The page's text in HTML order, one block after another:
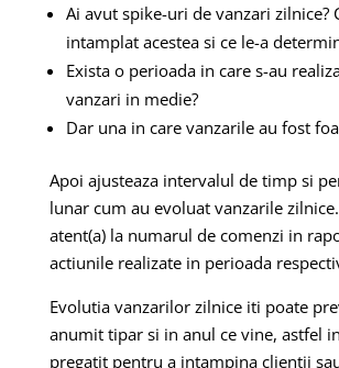
Ai avut spike-uri de vanzari zilnice?
intamplat acestea si ce le-a
Exista o perioada in care s-au
vanzari in medie?
Dar una in care vanzarile au fost
Apoi ajusteaza intervalul de timp si
lunar cum au evoluat vanzarile
atent(a) la numarul de comenzi in
actiunile realizate in perioada
Evolutia vanzarilor zilnice iti poate
anumit tipar si in anul ce vine, astfel
pregatit pentru a intampina clientii